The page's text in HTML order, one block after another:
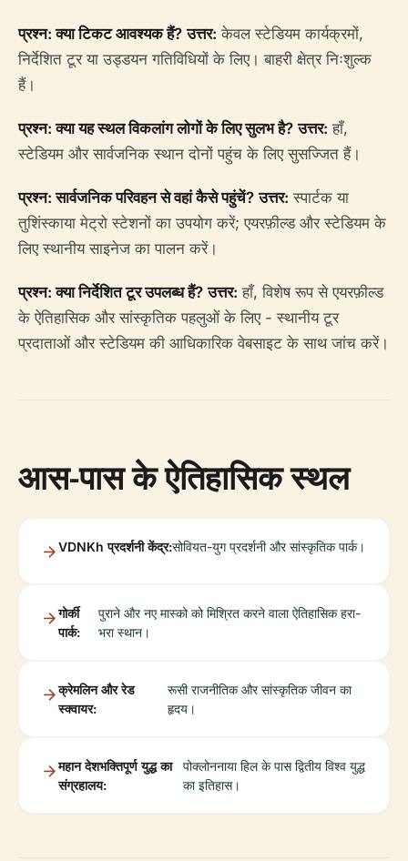
प्रश्न: क्या टिकट आवश्यक हैं? उत्तर: केवल स्टेडियम कार्यक्रमों,
निर्देशित टूर या उड्डयन गतिविधियों के लिए। बाहरी क्षेत्र निःशुल्क
हैं।
प्रश्न: क्या यह स्थल विकलांग लोगों के लिए सुलभ है? उत्तर: हाँ,
स्टेडियम और सार्वजनिक स्थान दोनों पहुंच के लिए सुसज्जित हैं।
प्रश्न: सार्वजनिक परिवहन से वहां कैसे पहुंचें? उत्तर: स्पार्टक या
तुशिंस्काया मेट्रो स्टेशनों का उपयोग करें; एयरफ़ील्ड और स्टेडियम के
लिए स्थानीय साइनेज का पालन करें।
प्रश्न: क्या निर्देशित टूर उपलब्ध हैं? उत्तर: हाँ, विशेष रूप से एयरफ़ील्ड
के ऐतिहासिक और सांस्कृतिक पहलुओं के लिए - स्थानीय टूर
प्रदाताओं और स्टेडियम की आधिकारिक वेबसाइट के साथ जांच करें।
आस-पास के ऐतिहासिक स्थल
VDNKh प्रदर्शनी केंद्र:सोवियत-युग प्रदर्शनी और सांस्कृतिक पार्क।
गोर्की
पार्क:
पुराने और नए मास्को को मिश्रित करने वाला ऐतिहासिक हरा-
भरा स्थान।
क्रेमलिन और रेड
स्क्वायर:
रूसी राजनीतिक और सांस्कृतिक जीवन का
हृदय।
महान देशभक्तिपूर्ण युद्ध का
संग्रहालय:
पोक्लोननाया हिल के पास द्वितीय विश्व युद्ध
का इतिहास।